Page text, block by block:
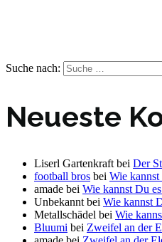
Suche nach:
Neueste
Liserl Gartenkraft bei Der
football bros bei Wie
amade bei Wie kannst Du
Unbekannt bei Wie kannst
Metallschädel bei Wie
Bluumi bei Zweifel an der